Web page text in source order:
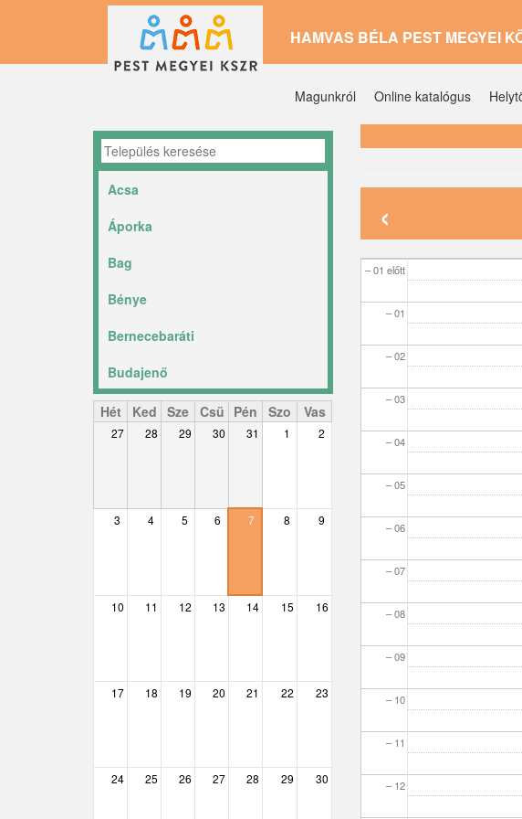
tartalomra
HAMVAS BÉLA PEST MEGYEI
Magunkról Online katalógus
Acsa
Áporka
Bag
Bénye
Bernecebaráti
Budajenő
Ceglédbercel
Csobánka
Csörög
Délegyháza
Dunabogdány
Hét Ked Sze Csü Pén Szo Vas
27 28 29 30 31 1 2
3 4 5 6 7 8 9
10 11 12 13 14 15 16
17 18 19 20 21 22 23
24 25 26 27 28 29 30
‹
– 01 előtt
– 01
– 02
– 03
– 04
– 05
– 06
– 07
– 08
– 09
– 10
– 11
– 12